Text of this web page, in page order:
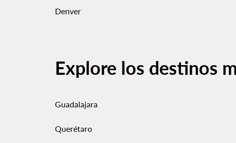
Denver
Explore los destinos
Guadalajara
Querétaro